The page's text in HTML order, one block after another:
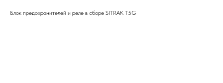
Блок предохранителей и реле в сборе SITRAK T5G